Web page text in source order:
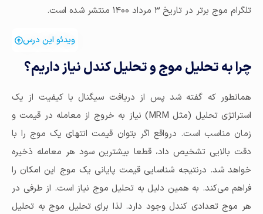
تلگرام موج برتر در تاریخ ۳ مرداد ۱۴۰۰ منتشر شده است.
ویدئو این درس
چرا به تحلیل موج و تحلیل کندل نیاز داریم؟
همانطور که گفته شد پس از دریافت سیگنال با کیفیت از یک
استراتژی تحلیل (مثل MRM) نیاز به خروج از معامله در قیمت و
زمان مناسب است. درواقع اگر بتوان قیمت انتهای یک موج را با
دقت بالایی تشخیص داد، قطعا بیشترین سود هر معامله ذخیره
خواهد شد. درنتیجه شناسایی قیمت پایانی یک موج این امکان را
فراهم می‌کند. به همین دلیل به تحلیل موج نیاز است. از طرفی در
هر موج تعدادی کندل وجود دارد. لذا برای تحلیل موج به تحلیل